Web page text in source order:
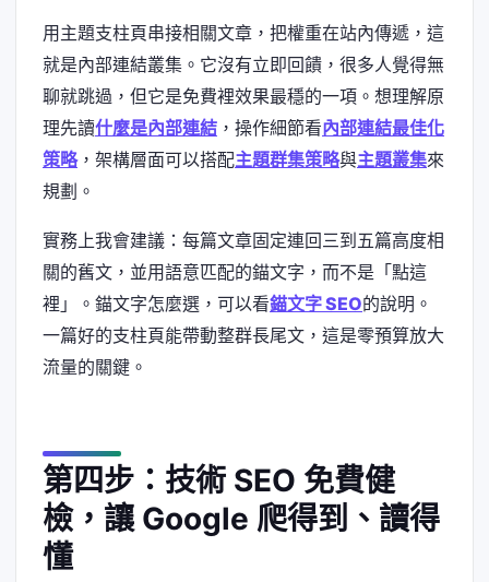
用主題支柱頁串接相關文章，把權重在站內傳遞，這
就是內部連結叢集。它沒有立即回饋，很多人覺得無
聊就跳過，但它是免費裡效果最穩的一項。想理解原
理先讀什麼是內部連結 ，操作細節看內部連結最佳化
策略，架構層面可以搭配主題群集策略與主題叢集來
規劃。
實務上我會建議：每篇文章固定連回三到五篇高度相
關的舊文，並用語意匹配的錨文字，而不是「點這
裡」。錨文字怎麼選，可以看錨文字 SEO的說明。
一篇好的支柱頁能帶動整群長尾文，這是零預算放大
流量的關鍵。
第四步：技術 SEO 免費健
檢，讓 Google 爬得到、讀得
懂